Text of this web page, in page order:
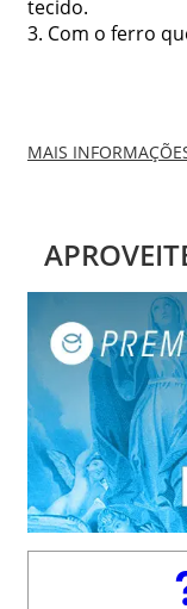
tecido.
3. Com o ferro
MAIS